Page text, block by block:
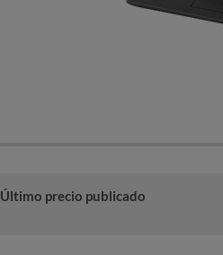
Último precio publicado